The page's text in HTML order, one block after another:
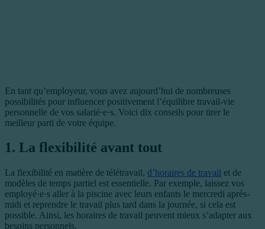
En tant qu’employeur, vous avez aujourd’hui de nombreuses
possibilités pour influencer positivement l’équilibre travail-vie
personnelle de vos salarié·e·s. Voici dix conseils pour tirer le
meilleur parti de votre équipe.
1. La flexibilité avant tout
La flexibilité en matière de télétravail, d’horaires de travail et de
modèles de temps partiel est essentielle. Par exemple, laissez vos
employé·e·s aller à la piscine avec leurs enfants le mercredi après-
midi et reprendre le travail plus tard dans la journée, si cela est
possible. Ainsi, les horaires de travail peuvent mieux s’adapter aux
besoins personnels.